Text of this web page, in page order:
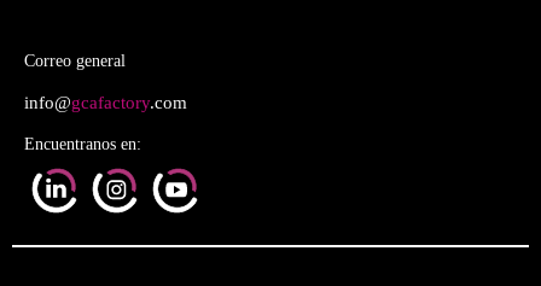
Correo general
info@gcafactory.com
Encuentranos en: